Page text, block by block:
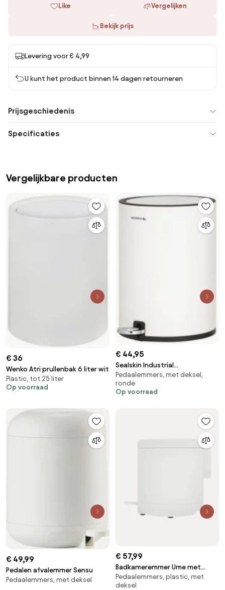
Like Vergelijken
Bekijk prijs
Levering voor € 4,99
U kunt het product binnen 14 dagen retourneren
Prijsgeschiedenis
Specificaties
Vergelijkbare producten
€ 36
Wenko Atri prullenbak 6 liter wit
Plastic, tot 25 liter
Op voorraad
€ 44,95
Sealskin Industrial
pedaalemmer wit
Pedaalemmers, met deksel,
ronde
Op voorraad
€ 49,99
Pedalen afvalemmer Sensu
Pedaalemmers, met deksel
€ 57,99
Badkameremmer Ume met
pedaalfunctie
Pedaalemmers, plastic, met
deksel